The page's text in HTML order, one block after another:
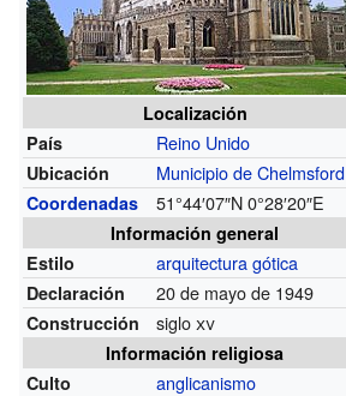
Localización
País
Reino Unido
Ubicación Municipio de Chelmsford
Coordenadas 51°44′07″N0°28′20″E
Información general
Estilo
arquitectura gótica
Declaración 20 de mayo de 1949
Construcción sigloxv
Información religiosa
Culto
anglicanismo